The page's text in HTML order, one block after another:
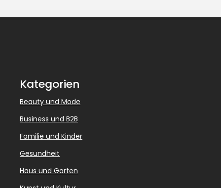
Kategorien
Beauty und Mode
Business und B2B
Familie und Kinder
Gesundheit
Haus und Garten